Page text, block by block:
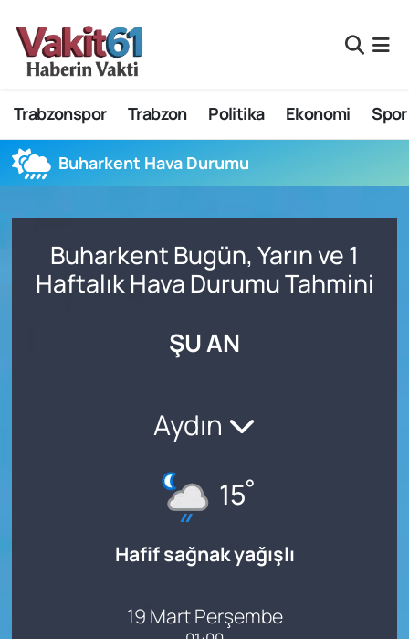
Trabzonspor Trabzon Politika Ekonomi Spor
Buharkent Hava Durumu
Buharkent Bugün, Yarın ve 1
Haftalık Hava Durumu Tahmini
ŞU AN
Aydın
15°
Hafif sağnak yağışlı
19 Mart Perşembe
Nöbetçi Eczaneler
Hava Durumu
Namaz Vakitleri
Süper Lig Puan Durumu ve Fikstür
Son Dakika Haberleri